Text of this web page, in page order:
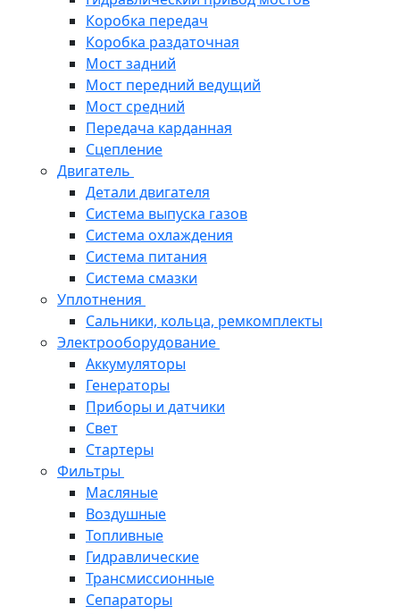
Коробка передач
Коробка раздаточная
Мост задний
Мост передний ведущий
Мост средний
Передача карданная
Сцепление
Двигатель
Детали двигателя
Система выпуска газов
Система охлаждения
Система питания
Система смазки
Уплотнения
Сальники, кольца, ремкомплекты
Электрооборудование
Аккумуляторы
Генераторы
Приборы и датчики
Свет
Стартеры
Фильтры
Масляные
Воздушные
Топливные
Гидравлические
Трансмиссионные
Сепараторы